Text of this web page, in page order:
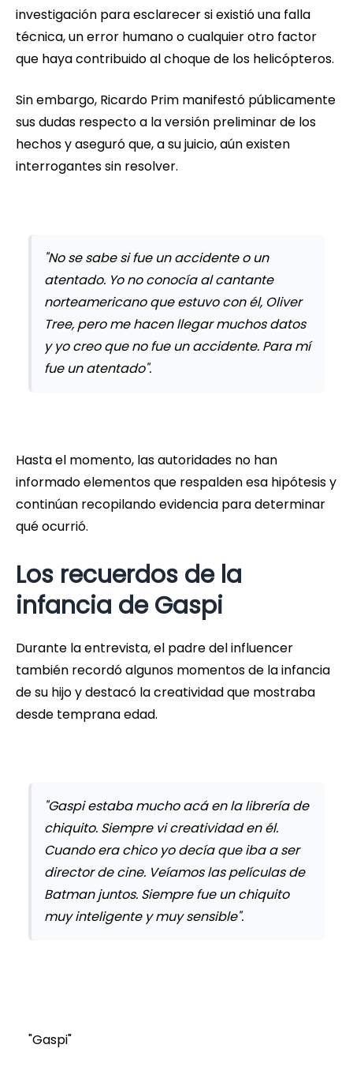
investigación para esclarecer si existió una falla
técnica, un error humano o cualquier otro factor
que haya contribuido al choque de los helicópteros.
Sin embargo, Ricardo Prim manifestó públicamente
sus dudas respecto a la versión preliminar de los
hechos y aseguró que, a su juicio, aún existen
interrogantes sin resolver.
"No se sabe si fue un accidente o un
atentado. Yo no conocía al cantante
norteamericano que estuvo con él, Oliver
Tree, pero me hacen llegar muchos datos
y yo creo que no fue un accidente. Para mí
fue un atentado".
Hasta el momento, las autoridades no han
informado elementos que respalden esa hipótesis y
continúan recopilando evidencia para determinar
qué ocurrió.
Los recuerdos de la
infancia de Gaspi
Durante la entrevista, el padre del influencer
también recordó algunos momentos de la infancia
de su hijo y destacó la creatividad que mostraba
desde temprana edad.
"Gaspi estaba mucho acá en la librería de
chiquito. Siempre vi creatividad en él.
Cuando era chico yo decía que iba a ser
director de cine. Veíamos las películas de
Batman juntos. Siempre fue un chiquito
muy inteligente y muy sensible".
"Gaspi"